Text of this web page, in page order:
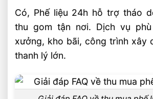
Có, Phế liệu 24h hỗ trợ tháo
thu gom tận nơi. Dịch vụ
xưởng, kho bãi, công trình xây
thanh lý lớn.